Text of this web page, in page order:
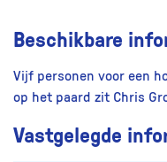
Beschikbare
Vijf personen voor een
op het paard zit Chris
Vastgelegde